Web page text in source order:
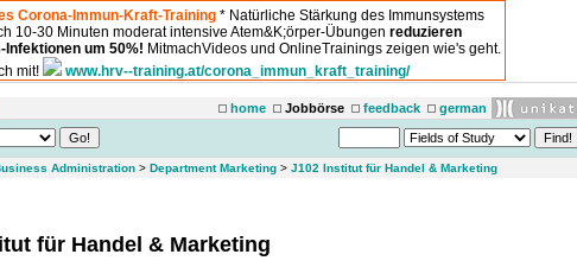
Corona-Immun-Kraft-Training * Natürliche Stärkung des Immunsystems
10-30 Minuten moderat intensive Atem&K;örper-Übungen reduzieren
Infektionen um 50%! MitmachVideos und OnlineTrainings zeigen wie's geht.
mit!
www.hrv--training.at/corona_immun_kraft_training/
home Jobbörse feedback german
Administration > Department Marketing > J102 Institut für Handel & Marketing
für Handel & Marketing